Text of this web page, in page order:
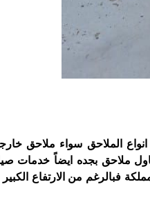
الملاحق سواء ملاحق
ملاحق بجده ايضاً خدمات
فبالرغم من الارتفاع الكبير